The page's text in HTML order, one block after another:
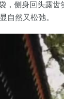
，侧身回头露
自然又松弛。